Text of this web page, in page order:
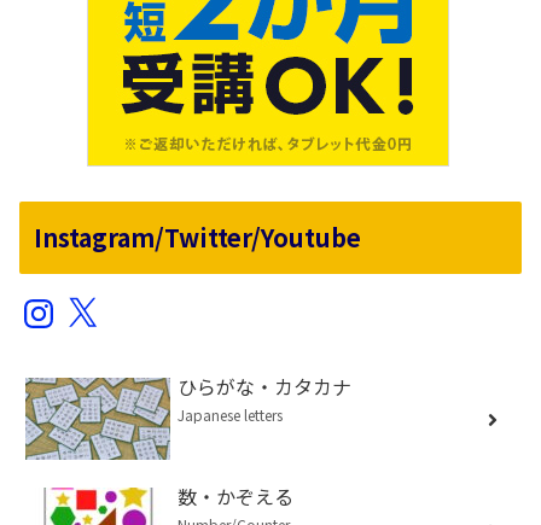
Instagram/Twitter/Youtube
Instagram
X
ひらがな・カタカナ
Japanese letters
数・かぞえる